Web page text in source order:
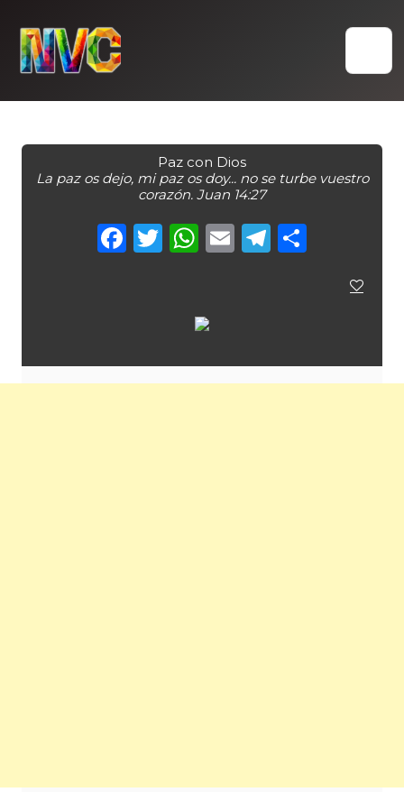
content
Paz con Dios
La paz os dejo, mi paz os doy... no se turbe vuestro
corazón. Juan 14:27
Facebook
Twitter
WhatsApp
Email